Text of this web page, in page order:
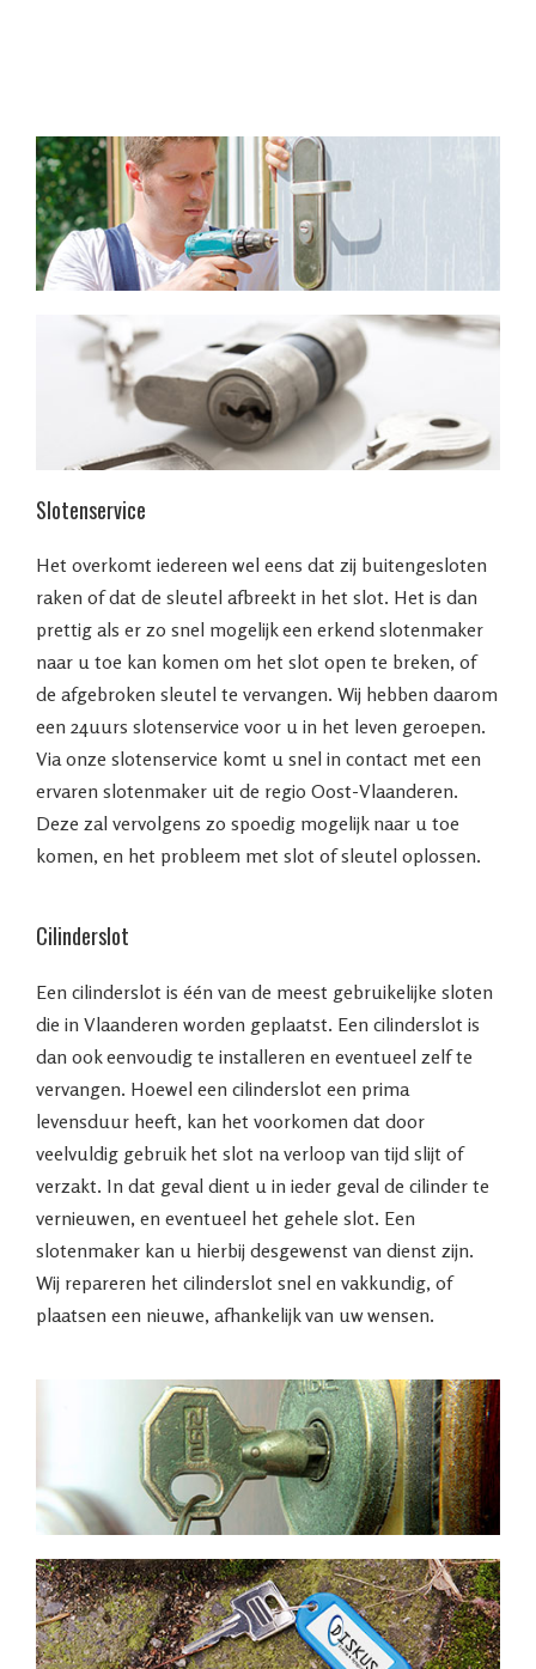
Slotenservice
Het overkomt iedereen wel eens dat zij buitengesloten
raken of dat de sleutel afbreekt in het slot. Het is dan
prettig als er zo snel mogelijk een erkend slotenmaker
naar u toe kan komen om het slot open te breken, of
de afgebroken sleutel te vervangen. Wij hebben daarom
een 24uurs slotenservice voor u in het leven geroepen.
Via onze slotenservice komt u snel in contact met een
ervaren slotenmaker uit de regio Oost-Vlaanderen.
Deze zal vervolgens zo spoedig mogelijk naar u toe
komen, en het probleem met slot of sleutel oplossen.
Cilinderslot
Een cilinderslot is één van de meest gebruikelijke sloten
die in Vlaanderen worden geplaatst. Een cilinderslot is
dan ook eenvoudig te installeren en eventueel zelf te
vervangen. Hoewel een cilinderslot een prima
levensduur heeft, kan het voorkomen dat door
veelvuldig gebruik het slot na verloop van tijd slijt of
verzakt. In dat geval dient u in ieder geval de cilinder te
vernieuwen, en eventueel het gehele slot. Een
slotenmaker kan u hierbij desgewenst van dienst zijn.
Wij repareren het cilinderslot snel en vakkundig, of
plaatsen een nieuwe, afhankelijk van uw wensen.